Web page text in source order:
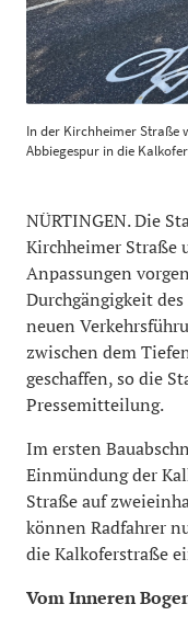
neue Abbiegespur
In der Kirchheimer Straße
Abbiegespur in die
NÜRTINGEN. Die
Kirchheimer Straße
Anpassungen
Durchgängigkeit
neuen
zwischen dem
geschaffen, so die
Pressemitteilung.
Im ersten
Einmündung der
Straße auf
können Radfahrer
die Kalkoferstraße
Vom Inneren